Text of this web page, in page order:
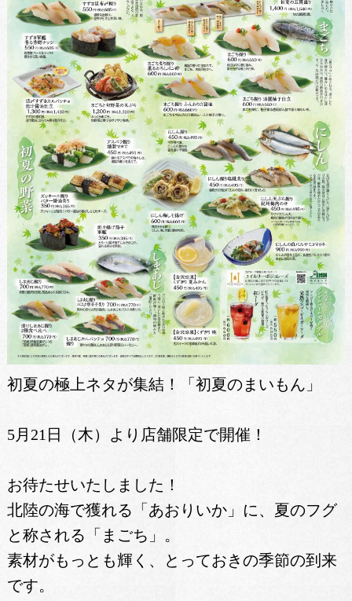
初夏の極上ネタが集結！「初夏のまいもん」
5月21日（木）より店舗限定で開催！
お待たせいたしました！
北陸の海で獲れる「あおりいか」に、夏のフグ
と称される「まごち」。
素材がもっとも輝く、とっておきの季節の到来
です。